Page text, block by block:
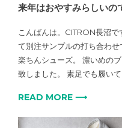
来年はおやすみらしいの
こんばんは。CITRON長沼
て別注サンプルの打ち合わ
楽ちんシューズ。 濃いめの
致しました。 素足でも履いて
READ MORE ⟶